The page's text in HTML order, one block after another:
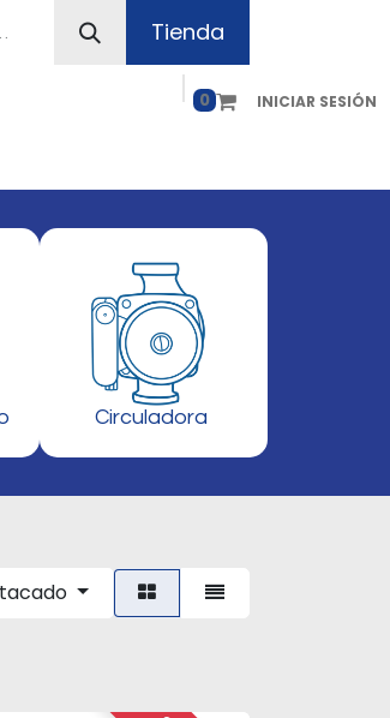
Tienda
0 INICIAR SESIÓN
Circuladora